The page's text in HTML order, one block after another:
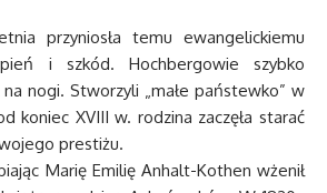
przyniosła temu ewangelickiemu
i szkód. Hochbergowie szybko
nogi. Stworzyli „małe państewko” w
koniec XVIII w. rodzina zaczęła starać
prestiżu.
Marię Emilię Anhalt-Kothen wżenił